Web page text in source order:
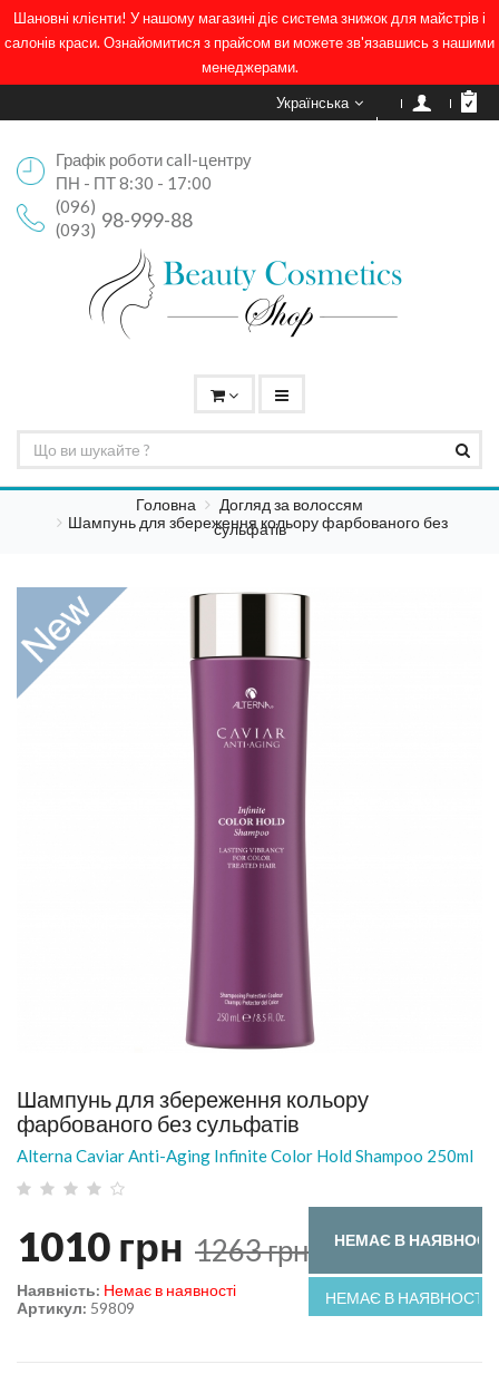
Шановні клієнти! У нашому магазині діє система знижок для майстрів і
салонів краси. Ознайомитися з прайсом ви можете зв'язавшись з нашими
менеджерами.
Українська
Графік роботи call-центру
ПН - ПТ 8:30 - 17:00
(096)
98-999-88
(093)
Головна
Догляд за волоссям
Шампунь для збереження кольору фарбованого без
сульфатів
Шампунь для збереження кольору
фарбованого без сульфатів
Alterna Caviar Anti-Aging Infinite Color Hold Shampoo 250ml
1010 грн 1263грн НЕМАЄ В
НЕМАЄ В НАЯВНОСТІ
Артикул: 59809
Наявність: Немає в наявності